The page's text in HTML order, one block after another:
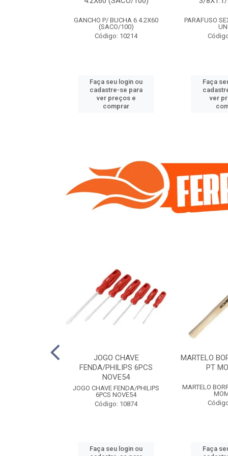
GANCHO P/ BUCHA 6 4.2X60
(SACO/100)
Código: 10214
Faça seu login ou
cadastre-se para
ver preços e
comprar
PARAFUSO
Faça
ver
JOGO CHAVE
FENDA/PHILIPS 6PCS
NOVE54
JOGO CHAVE FENDA/PHILIPS
6PCS NOVE54
Código: 10874
Faça seu login ou
MARTELO
PT
MARTELO
Faça